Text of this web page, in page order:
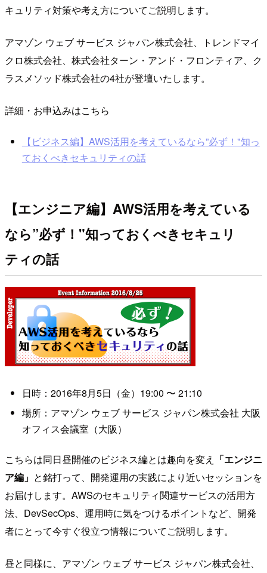
キュリティ対策や考え方についてご説明します。
アマゾン ウェブ サービス ジャパン株式会社、トレンドマイ
クロ株式会社、株式会社ターン・アンド・フロンティア、ク
ラスメソッド株式会社の4社が登壇いたします。
詳細・お申込みはこちら
【ビジネス編】AWS活用を考えているなら”必ず！"知っ
ておくべきセキュリティの話
【エンジニア編】AWS活用を考えている
なら”必ず！"知っておくべきセキュリ
ティの話
日時：2016年8月5日（金） 19:00 〜 21:10
場所：アマゾン ウェブ サービス ジャパン株式会社 大阪
オフィス会議室（大阪）
こちらは同日昼開催のビジネス編とは趣向を変え
「エンジニ
ア編」 と銘打って、開発運用の実践により近いセッションを
お届けします。AWSのセキュリティ関連サービスの活用方
法、DevSecOps、運用時に気をつけるポイントなど、開発
者にとって今すぐ役立つ情報についてご説明します。
昼と同様に、アマゾン ウェブ サービス ジャパン株式会社、